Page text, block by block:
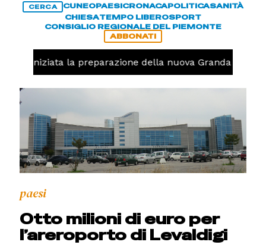
CERCA CUNEOPAESICRONACAPOLITICASANITÀ
CHIESATEMPO LIBEROSPORT
CONSIGLIO REGIONALE DEL PIEMONTE
ABBONATI
iniziata la preparazione della nuova Granda Volley
paesi
Otto milioni di euro per
l’areroporto di Levaldigi